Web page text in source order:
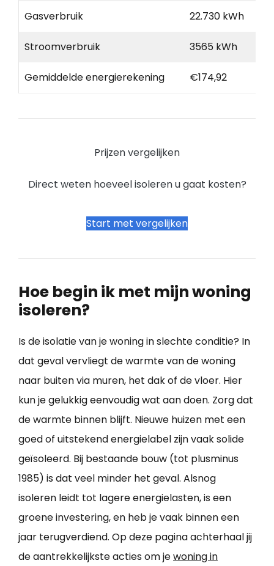
Gasverbruik 22.730 kWh
Stroomverbruik 3565 kWh
Gemiddelde energierekening €174,92
Prijzen vergelijken
Direct weten hoeveel isoleren u gaat kosten?
Start met vergelijken
Hoe begin ik met mijn woning
isoleren?
Is de isolatie van je woning in slechte conditie? In
dat geval vervliegt de warmte van de woning
naar buiten via muren, het dak of de vloer. Hier
kun je gelukkig eenvoudig wat aan doen. Zorg dat
de warmte binnen blijft. Nieuwe huizen met een
goed of uitstekend energielabel zijn vaak solide
geïsoleerd. Bij bestaande bouw (tot plusminus
1985) is dat veel minder het geval. Alsnog
isoleren leidt tot lagere energielasten, is een
groene investering, en heb je vaak binnen een
jaar terugverdiend. Op deze pagina achterhaal jij
de aantrekkelijkste acties om jewoning in